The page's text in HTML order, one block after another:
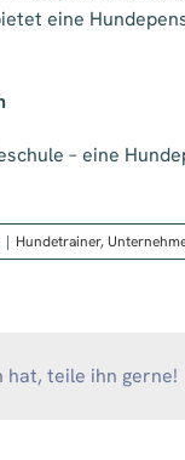
eine
– eine
| Hundetrainer,
hat, teile ihn gerne!